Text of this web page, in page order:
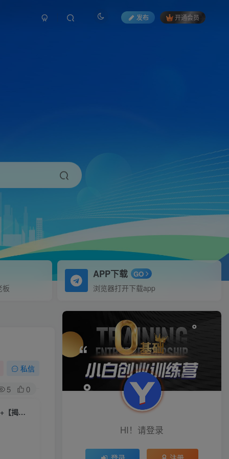
发布 开通会员
板
APP下载 GO
浏览器打开下载app
私信
5 0
三角洲24小时自动挂G最新脚本，全程托管，手机电脑不限，躺賺日入500+【揭秘】
HI！请登录